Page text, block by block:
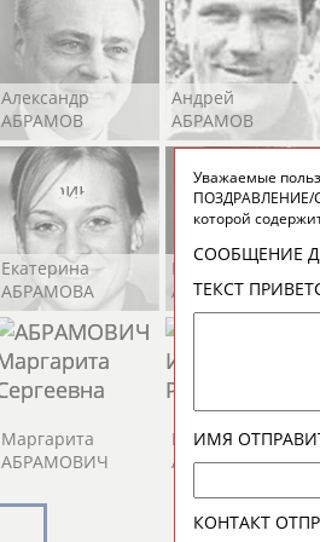
Александр
АБРАМОВ
Андрей
АБРАМОВ
Екатерина
АБРАМОВА
Екатерина
АБРАМОВА
Маргарита
АБРАМОВИЧ
Иракли
АБРАМЯН
Уважаемые
ПОЗДРАВЛЕНИЕ/
которой
СООБЩЕНИЕ
ТЕКСТ
ИМЯ
КОНТАКТ